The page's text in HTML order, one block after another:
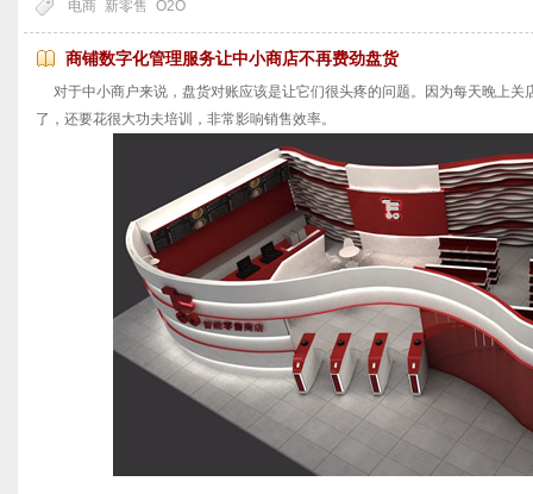
电商 新零售 O2O
商铺数字化管理服务让中小商店不再费劲盘货
对于中小商户来说，盘货对账应该是让它们很头疼的问题。因为每天晚上关
了，还要花很大功夫培训，非常影响销售效率。